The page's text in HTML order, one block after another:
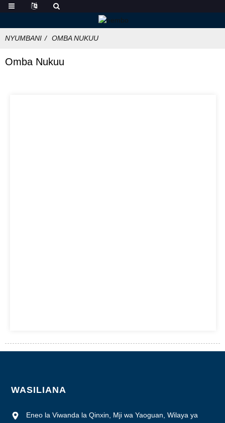
NYUMBANI OMBA NUKUU
Omba Nukuu
WASILIANA
Eneo la Viwanda la Qinxin, Mji wa Yaoguan, Wilaya ya